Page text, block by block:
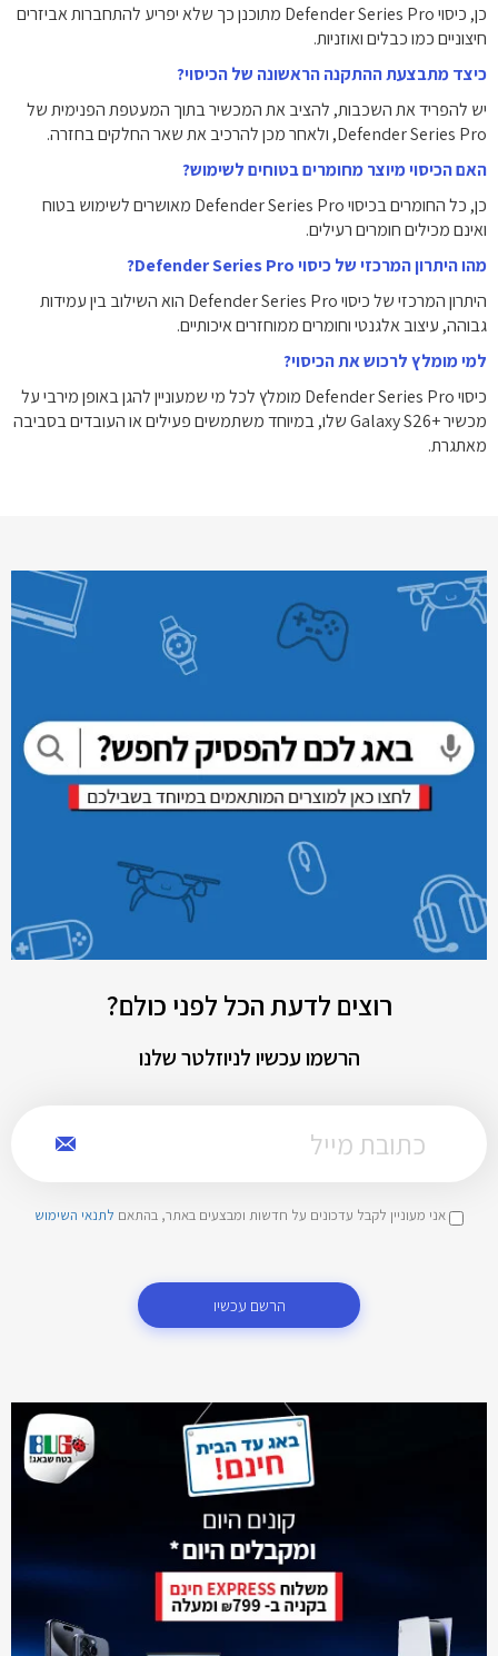
כן, כיסוי Defender Series Pro מתוכנן כך שלא יפריע להתחברות אביזרים
חיצוניים כמו כבלים ואוזניות.
כיצד מתבצעת ההתקנה הראשונה של הכיסוי?
יש להפריד את השכבות, להציב את המכשיר בתוך המעטפת הפנימית של
Defender Series Pro, ולאחר מכן להרכיב את שאר החלקים בחזרה.
האם הכיסוי מיוצר מחומרים בטוחים לשימוש?
כן, כל החומרים בכיסוי Defender Series Pro מאושרים לשימוש בטוח
ואינם מכילים חומרים רעילים.
מהו היתרון המרכזי של כיסוי Defender Series Pro?
היתרון המרכזי של כיסוי Defender Series Pro הוא השילוב בין עמידות
גבוהה, עיצוב אלגנטי וחומרים ממוחזרים איכותיים.
למי מומלץ לרכוש את הכיסוי?
כיסוי Defender Series Pro מומלץ לכל מי שמעוניין להגן באופן מירבי על
מכשיר +Galaxy S26 שלו, במיוחד משתמשים פעילים או העובדים בסביבה
מאתגרת.
רוצים לדעת הכל לפני כולם?
הרשמו עכשיו לניוזלטר שלנו
אני מעוניין לקבל עדכונים על חדשות ומבצעים באתר, בהתאם לתנאי השימוש
הרשם עכשיו